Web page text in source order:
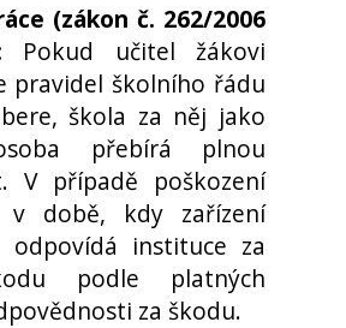
(zákon č. 262/2006
Pokud učitel žákovi
pravidel školního řádu
škola za něj jako
přebírá plnou
V případě poškození
v době, kdy zařízení
odpovídá instituce za
podle platných
za škodu.